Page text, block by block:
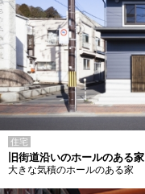
住宅
旧街道沿いのホールのある家
大きな気積のホールのある家